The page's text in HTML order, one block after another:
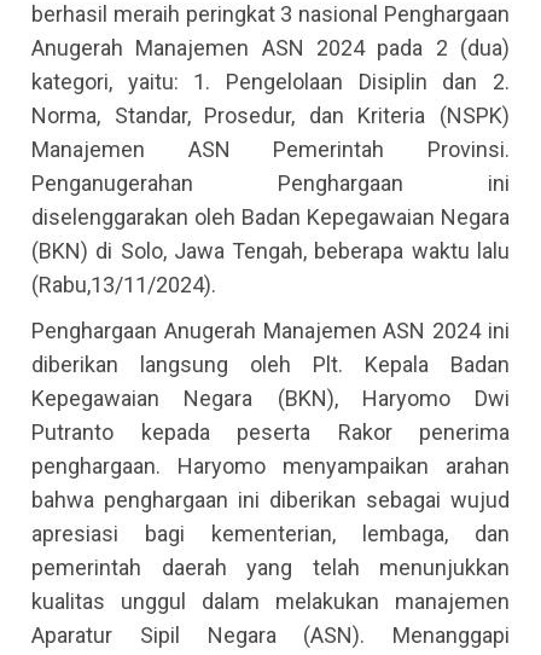
berhasil meraih peringkat 3 nasional Penghargaan
Anugerah Manajemen ASN 2024 pada 2 (dua)
kategori, yaitu: 1. Pengelolaan Disiplin dan 2.
Norma, Standar, Prosedur, dan Kriteria (NSPK)
Manajemen ASN Pemerintah Provinsi.
Penganugerahan Penghargaan ini
diselenggarakan oleh Badan Kepegawaian Negara
(BKN) di Solo, Jawa Tengah, beberapa waktu lalu
(Rabu,13/11/2024).
Penghargaan Anugerah Manajemen ASN 2024 ini
diberikan langsung oleh Plt. Kepala Badan
Kepegawaian Negara (BKN), Haryomo Dwi
Putranto kepada peserta Rakor penerima
penghargaan. Haryomo menyampaikan arahan
bahwa penghargaan ini diberikan sebagai wujud
apresiasi bagi kementerian, lembaga, dan
pemerintah daerah yang telah menunjukkan
kualitas unggul dalam melakukan manajemen
Aparatur Sipil Negara (ASN). Menanggapi